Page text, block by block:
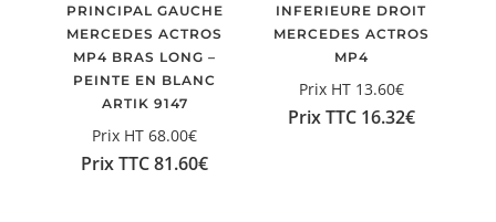
PRINCIPAL GAUCHE
MERCEDES ACTROS
MP4 BRAS LONG –
PEINTE EN BLANC
ARTIK 9147
Prix HT68.00€
Prix TTC81.60€
INFERIEURE DROIT
MERCEDES ACTROS
MP4
Prix HT 13.60€
Prix TTC 16.32€